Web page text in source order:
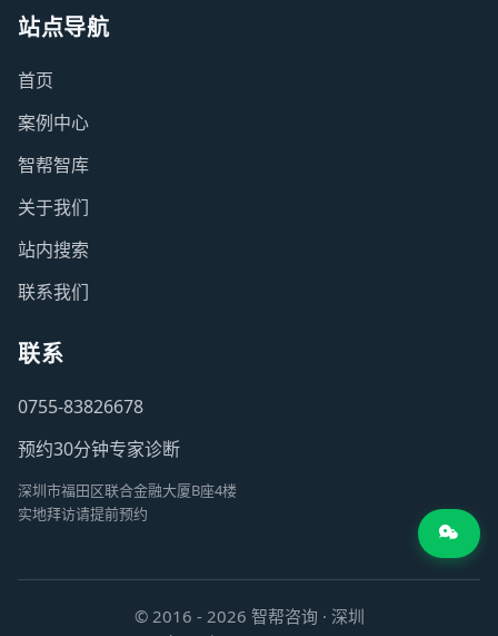
站点导航
首页
案例中心
智帮智库
关于我们
站内搜索
联系我们
联系
0755-83826678
预约30分钟专家诊断
深圳市福田区联合金融大厦B座4楼
实地拜访请提前预约
© 2016 - 2026 智帮咨询 · 深圳